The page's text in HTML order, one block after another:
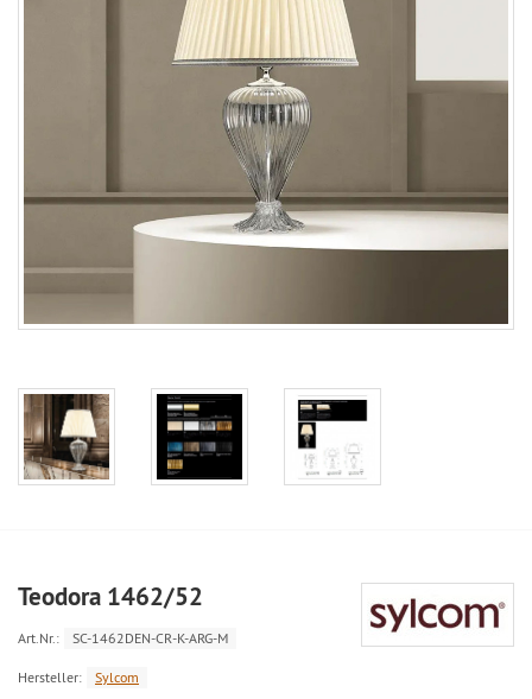
Teodora 1462/52
Art.Nr.: SC-1462DEN-CR-K-ARG-M
Hersteller: Sylcom